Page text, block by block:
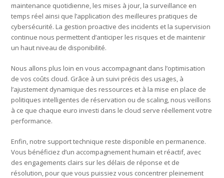
maintenance quotidienne, les mises à jour, la surveillance en
temps réel ainsi que l’application des meilleures pratiques de
cybersécurité. La gestion proactive des incidents et la supervision
continue nous permettent d’anticiper les risques et de maintenir
un haut niveau de disponibilité.
Nous allons plus loin en vous accompagnant dans l’optimisation
de vos coûts cloud. Grâce à un suivi précis des usages, à
l’ajustement dynamique des ressources et à la mise en place de
politiques intelligentes de réservation ou de scaling, nous veillons
à ce que chaque euro investi dans le cloud serve réellement votre
performance.
Enfin, notre support technique reste disponible en permanence.
Vous bénéficiez d’un accompagnement humain et réactif, avec
des engagements clairs sur les délais de réponse et de
résolution, pour que vous puissiez vous concentrer pleinement